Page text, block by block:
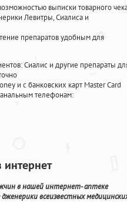
выписки товарного
Левитры, Сиалиса и
препаратов удобным для
Сиалис и другие препараты
и с банковских карт Master Card
телефонам:
в нашей интернет- аптеке
всеизвестных